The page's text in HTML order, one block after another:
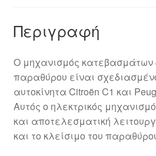
Περιγραφή
Ο μηχανισμός κατεβασμάτων
παραθύρου είναι
αυτοκίνητα Citroën C1 και
Αυτός ο ηλεκτρικός
και αποτελεσματική
και το κλείσιμο του